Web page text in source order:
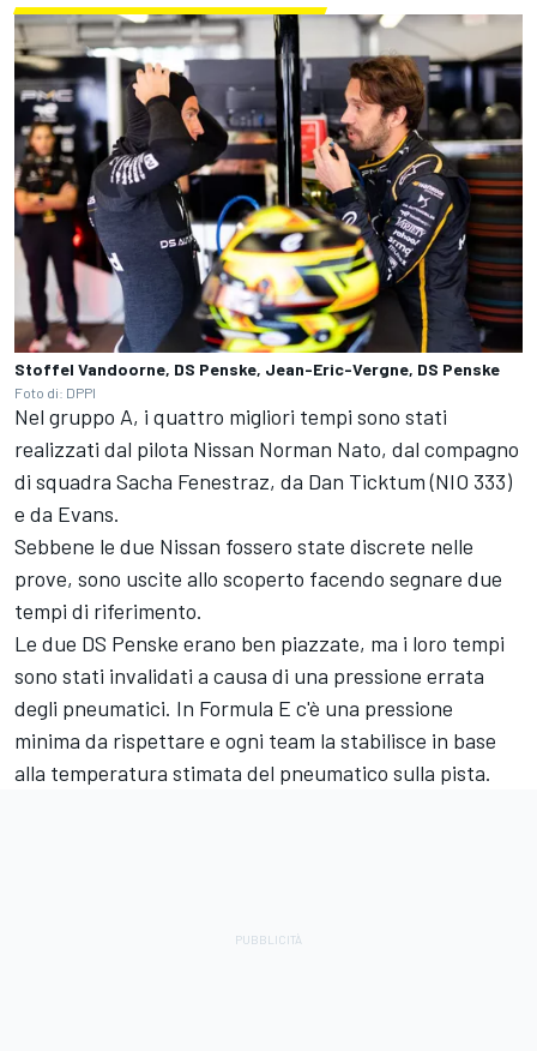
Stoffel Vandoorne, DS Penske, Jean-Eric-Vergne, DS Penske
Foto di: DPPI
Nel gruppo A, i quattro migliori tempi sono stati
realizzati dal pilota Nissan Norman Nato, dal compagno
di squadra Sacha Fenestraz, da Dan Ticktum (NIO 333)
e da Evans.
Sebbene le due Nissan fossero state discrete nelle
prove, sono uscite allo scoperto facendo segnare due
tempi di riferimento.
Le due DS Penske erano ben piazzate, ma i loro tempi
sono stati invalidati a causa di una pressione errata
degli pneumatici. In Formula E c'è una pressione
minima da rispettare e ogni team la stabilisce in base
alla temperatura stimata del pneumatico sulla pista.